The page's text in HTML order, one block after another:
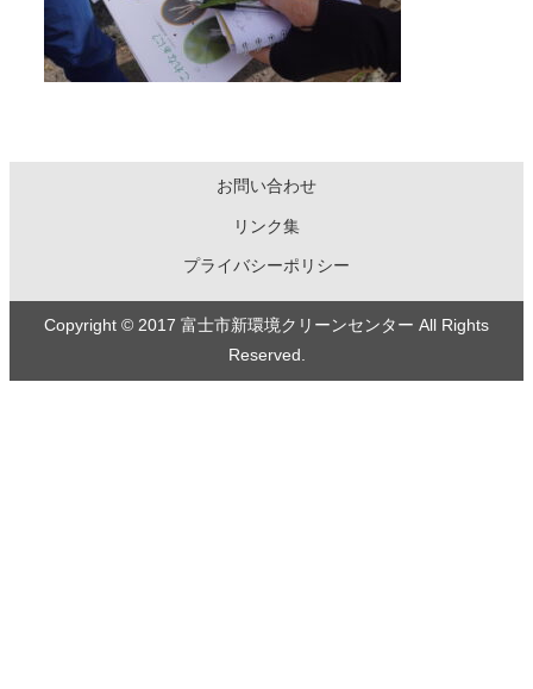
お問い合わせ
リンク集
プライバシーポリシー
Copyright © 2017 富士市新環境クリーンセンター All Rights
Reserved.